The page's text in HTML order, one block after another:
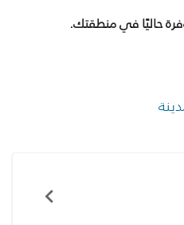
حاليًا في منطقتك.